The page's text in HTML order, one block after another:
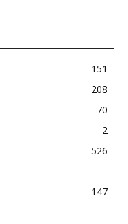
151
208
70
2
526
147